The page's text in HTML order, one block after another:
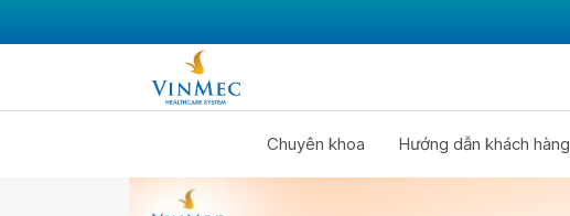
Chuyên khoa Hướng dẫn khách hàng